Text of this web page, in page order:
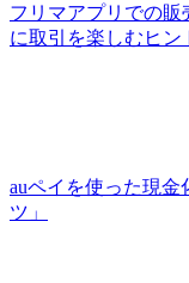
フリマアプリでの
に取引を楽しむヒン
auペイを使った現金
ツ」